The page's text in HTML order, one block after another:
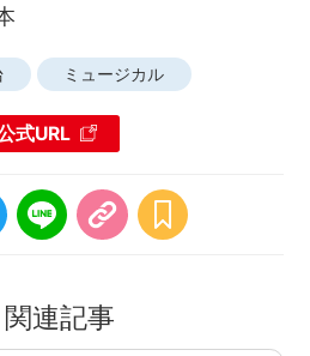
ミュージカル
式URL
関連記事